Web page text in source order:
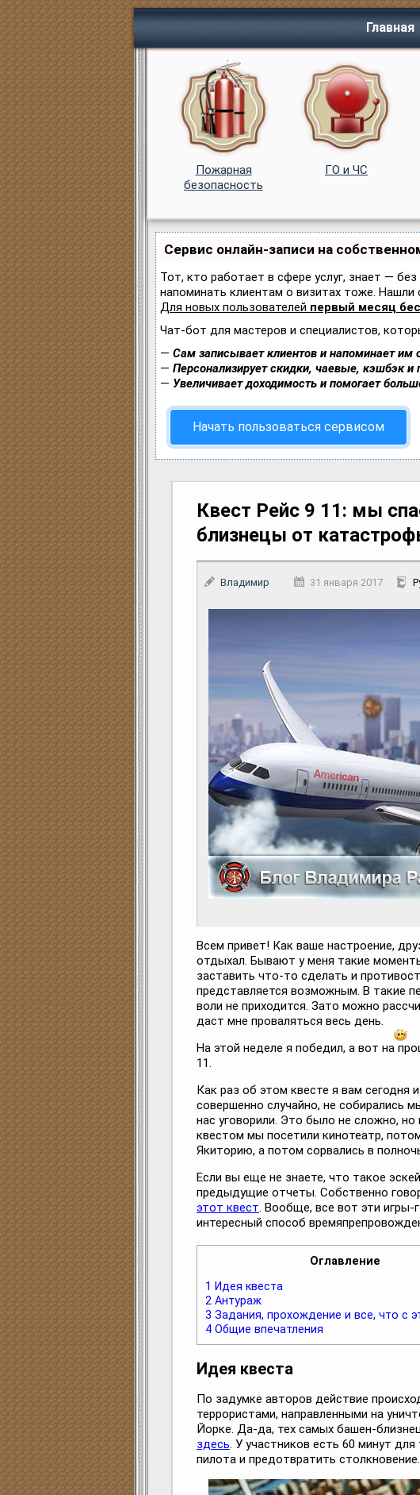
Главная
Пожарная
безопасность
ГО и ЧС
Сервис онлайн-записи на
Тот, кто работает в сфере услуг, знает —
напоминать клиентам о визитах тоже.
Для новых пользователей первый месяц
Чат-бот для мастеров и специалистов,
— Сам записывает клиентов и напоминает им
— Персонализирует скидки, чаевые, кэшбэк и
— Увеличивает доходимость и помогает
Начать пользоваться сервисом
Квест Рейс 9 11: мы
близнецы от
Владимир 31 января 2017
Всем привет! Как ваше настроение,
отдыхал. Бывают у меня такие
заставить что-то сделать и
представляется возможным. В такие
воли не приходится. Зато можно
даст мне проваляться весь день.
На этой неделе я победил, а вот на
11.
Как раз об этом квесте я вам сегодня
совершенно случайно, не собирались
нас уговорили. Это было не сложно,
квестом мы посетили кинотеатр,
Якиторию, а потом сорвались в
Если вы еще не знаете, что такое
предыдущие отчеты. Собственно
этот квест. Вообще, все вот эти
интересный способ
Оглавление
1 Идея квеста
2 Антураж
3 Задания, прохождение и все, что с
4 Общие впечатления
Идея квеста
По задумке авторов действие
террористами, направленными на
Йорке. Да-да, тех самых башен-
здесь. У участников есть 60 минут
пилота и предотвратить столкновение.